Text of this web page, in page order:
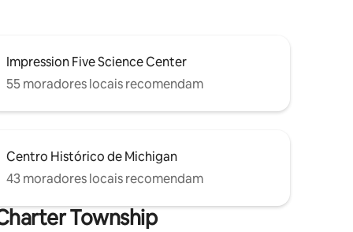
Impression Five Science Center
55 moradores locais recomendam
Centro Histórico de Michigan
43 moradores locais recomendam
Township